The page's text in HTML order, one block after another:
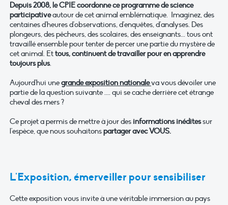
Depuis 2008, le CPIE coordonne ce programme de science
participativeautour de cet animal emblématique. Imaginez, des
centaines d'heures d'observations, d'enquêtes, d'analyses. Des
plongeurs, des pêcheurs, des scolaires, des enseignants... tous ont
travaillé ensemble pour tenter de percer une partie du mystère de
cet animal. Ettous, continuent de travailler pour en apprendre
toujours plus.
Aujourd'hui unegrande exposition nationaleva vous dévoiler une
partie de la question suivante .... qui se cache derrière cet étrange
cheval des mers ?
Ce projet a permis de mettre à jour des informations inéditessur
l'espèce, que nous souhaitonspartager avec VOUS.
L'Exposition, émerveiller pour sensibiliser
Cette exposition vous invite à une véritable immersion au pays